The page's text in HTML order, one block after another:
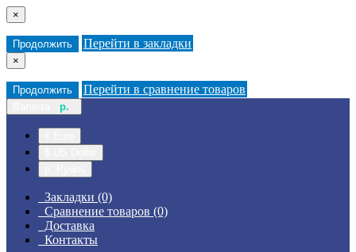
×
Продолжить Перейти в закладки
×
Продолжить Перейти в сравнение товаров
р.
Закладки (0)
Сравнение товаров (0)
Доставка
Контакты